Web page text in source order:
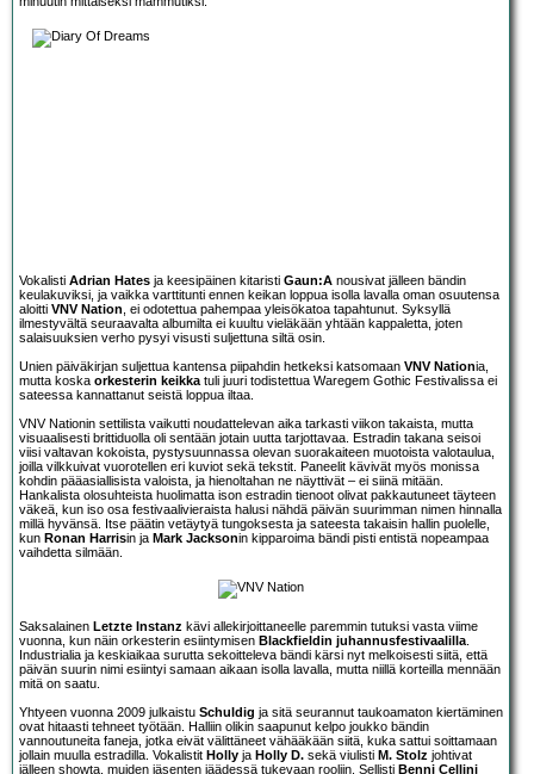
Vokalisti Adrian Hates ja keesipäinen kitaristi Gaun:A nousivat jälleen bändin
keulakuviksi, ja vaikka varttitunti ennen keikan loppua isolla lavalla oman osuutensa
aloitti VNV Nation, ei odotettua pahempaa yleisökatoa tapahtunut. Syksyllä
ilmestyvältä seuraavalta albumilta ei kuultu vieläkään yhtään kappaletta, joten
salaisuuksien verho pysyi visusti suljettuna siltä osin.
Unien päiväkirjan suljettua kantensa piipahdin hetkeksi katsomaan VNV Nationia,
mutta koska orkesterin keikkatuli juuri todistettua Waregem Gothic Festivalissa ei
sateessa kannattanut seistä loppua iltaa.
VNV Nationin settilista vaikutti noudattelevan aika tarkasti viikon takaista, mutta
visuaalisesti brittiduolla oli sentään jotain uutta tarjottavaa. Estradin takana seisoi
viisi valtavan kokoista, pystysuunnassa olevan suorakaiteen muotoista valotaulua,
joilla vilkkuivat vuorotellen eri kuviot sekä tekstit. Paneelit kävivät myös monissa
kohdin pääasiallisista valoista, ja hienoltahan ne näyttivät – ei siinä mitään.
Hankalista olosuhteista huolimatta ison estradin tienoot olivat pakkautuneet täyteen
väkeä, kun iso osa festivaalivieraista halusi nähdä päivän suurimman nimen hinnalla
millä hyvänsä. Itse päätin vetäytyä tungoksesta ja sateesta takaisin hallin puolelle,
kun Ronan Harrisin ja Mark Jacksonin kipparoima bändi pisti entistä nopeampaa
vaihdetta silmään.
Saksalainen Letzte Instanz kävi allekirjoittaneelle paremmin tutuksi vasta viime
vuonna, kun näin orkesterin esiintymisen Blackfieldin juhannusfestivaalilla.
Industrialia ja keskiaikaa surutta sekoitteleva bändi kärsi nyt melkoisesti siitä, että
päivän suurin nimi esiintyi samaan aikaan isolla lavalla, mutta niillä korteilla mennään
mitä on saatu.
Yhtyeen vuonna 2009 julkaistu Schuldig ja sitä seurannut taukoamaton kiertäminen
ovat hitaasti tehneet työtään. Halliin olikin saapunut kelpo joukko bändin
vannoutuneita faneja, jotka eivät välittäneet vähääkään siitä, kuka sattui soittamaan
jollain muulla estradilla. Vokalistit Holly ja Holly D. sekä viulisti M. Stolz johtivat
jälleen showta, muiden jäsenten jäädessä tukevaan rooliin. Sellisti Benni Cellini